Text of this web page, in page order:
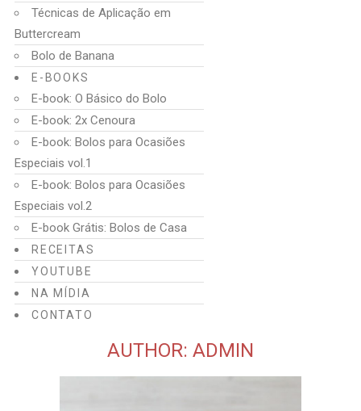
Técnicas de Aplicação em
Buttercream
Bolo de Banana
E-BOOKS
E-book: O Básico do Bolo
E-book: 2x Cenoura
E-book: Bolos para Ocasiões
Especiais vol.1
E-book: Bolos para Ocasiões
Especiais vol.2
E-book Grátis: Bolos de Casa
RECEITAS
YOUTUBE
NA MÍDIA
CONTATO
AUTHOR: ADMIN